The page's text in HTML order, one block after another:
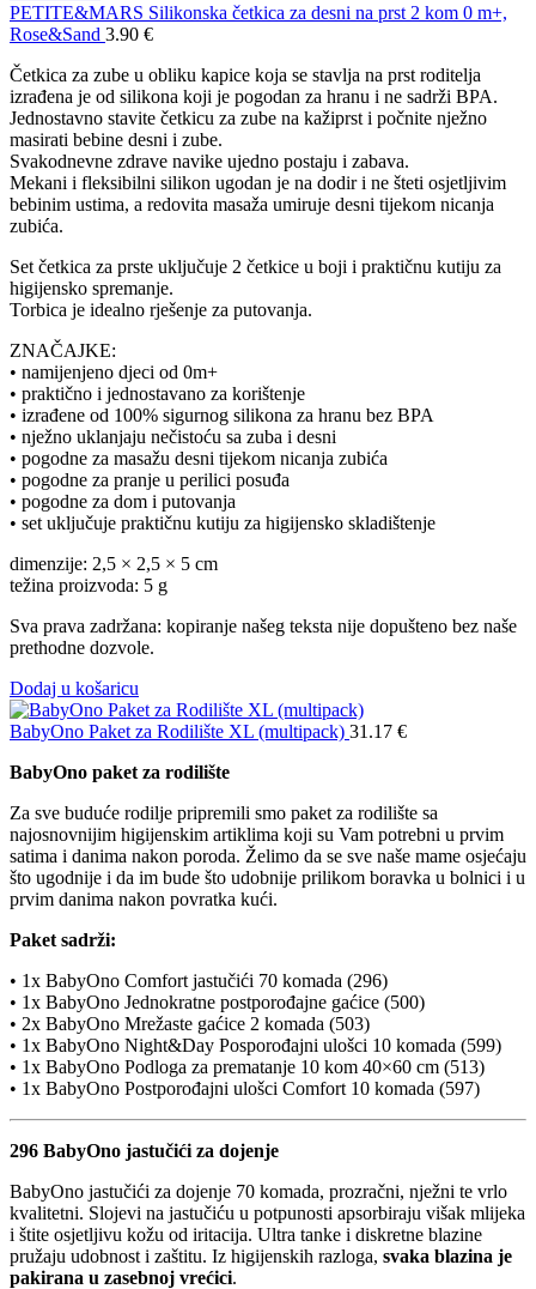
PETITE&MARS Silikonska četkica za desni na prst 2 kom 0 m+,
Rose&Sand 3.90 €
Četkica za zube u obliku kapice koja se stavlja na prst roditelja
izrađena je od silikona koji je pogodan za hranu i ne sadrži BPA.
Jednostavno stavite četkicu za zube na kažiprst i počnite nježno
masirati bebine desni i zube.
Svakodnevne zdrave navike ujedno postaju i zabava.
Mekani i fleksibilni silikon ugodan je na dodir i ne šteti osjetljivim
bebinim ustima, a redovita masaža umiruje desni tijekom nicanja
zubića.
Set četkica za prste uključuje 2 četkice u boji i praktičnu kutiju za
higijensko spremanje.
Torbica je idealno rješenje za putovanja.
ZNAČAJKE:
• namijenjeno djeci od 0m+
• praktično i jednostavano za korištenje
• izrađene od 100% sigurnog silikona za hranu bez BPA
• nježno uklanjaju nečistoću sa zuba i desni
• pogodne za masažu desni tijekom nicanja zubića
• pogodne za pranje u perilici posuđa
• pogodne za dom i putovanja
• set uključuje praktičnu kutiju za higijensko skladištenje
dimenzije: 2,5 × 2,5 × 5 cm
težina proizvoda: 5 g
Sva prava zadržana: kopiranje našeg teksta nije dopušteno bez naše
prethodne dozvole.
Dodaj u košaricu
BabyOno Paket za Rodilište XL (multipack) 31.17 €
BabyOno paket za rodilište
Za sve buduće rodilje pripremili smo paket za rodilište sa
najosnovnijim higijenskim artiklima koji su Vam potrebni u prvim
satima i danima nakon poroda. Želimo da se sve naše mame osjećaju
što ugodnije i da im bude što udobnije prilikom boravka u bolnici i u
prvim danima nakon povratka kući.
Paket sadrži:
• 1x BabyOno Comfort jastučići 70 komada (296)
• 1x BabyOno Jednokratne postporođajne gaćice (500)
• 2x BabyOno Mrežaste gaćice 2 komada (503)
• 1x BabyOno Night&Day Posporođajni ulošci 10 komada (599)
• 1x BabyOno Podloga za prematanje 10 kom 40×60 cm (513)
• 1x BabyOno Postporođajni ulošci Comfort 10 komada (597)
296 BabyOno jastučići za dojenje
BabyOno jastučići za dojenje 70 komada, prozračni, nježni te vrlo
kvalitetni. Slojevi na jastučiću u potpunosti apsorbiraju višak mlijeka
i štite osjetljivu kožu od iritacija. Ultra tanke i diskretne blazine
pružaju udobnost i zaštitu. Iz higijenskih razloga, svaka blazina je
pakirana u zasebnoj vrećici.